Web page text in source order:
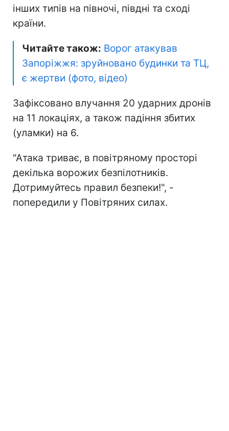
інших типів на півночі, півдні та сході
країни.
Читайте також: Ворог атакував
Запоріжжя: зруйновано будинки та ТЦ,
є жертви (фото, відео)
Зафіксовано влучання 20 ударних дронів
на 11 локаціях, а також падіння збитих
(уламки) на 6.
"Атака триває, в повітряному просторі
декілька ворожих безпілотників.
Дотримуйтесь правил безпеки!", -
попередили у Повітряних силах.